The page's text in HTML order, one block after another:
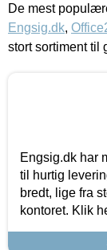
De mest
Engsig.dk,
stort sortiment til
Engsig.dk har
til hurtig
bredt, lige fra
kontoret. Klik